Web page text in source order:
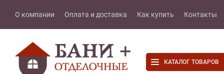
О компании Оплата и доставка Как купить Контакты
КАТАЛОГ ТОВАРОВ